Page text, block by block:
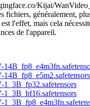
Kijai/
fichiers, généralement,
l'effet, mais cela
de l'appareil.
14B_fp8_e5m2.safetensors
1_3B_fp32.safetensors
1_3B_bf16.safetensors